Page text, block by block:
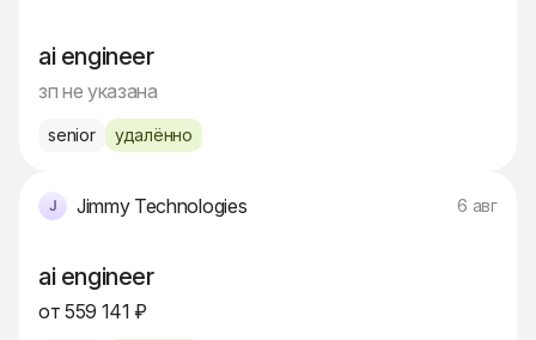
ai engineer
зп не указана
senior удалённо
Jimmy Technologies 6 авг
ai engineer
от 559 141 ₽